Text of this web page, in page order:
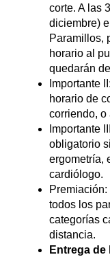
corte. A las
diciembre)
Paramillos,
horario al
quedarán
Importante
horario de
corriendo, o
Importante
obligatorio
ergometría,
cardiólogo.
todos los
categorías
distancia.
Entrega de